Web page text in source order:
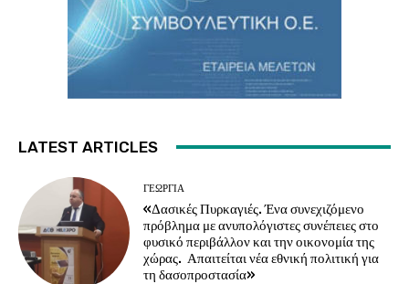
LATEST ARTICLES
ΓΕΩΡΓΊΑ
«Δασικές Πυρκαγιές. Ένα συνεχιζόμενο
πρόβλημα με ανυπολόγιστες συνέπειες στο
φυσικό περιβάλλον και την οικονομία της
χώρας. Απαιτείται νέα εθνική πολιτική για
τη δασοπροστασία»